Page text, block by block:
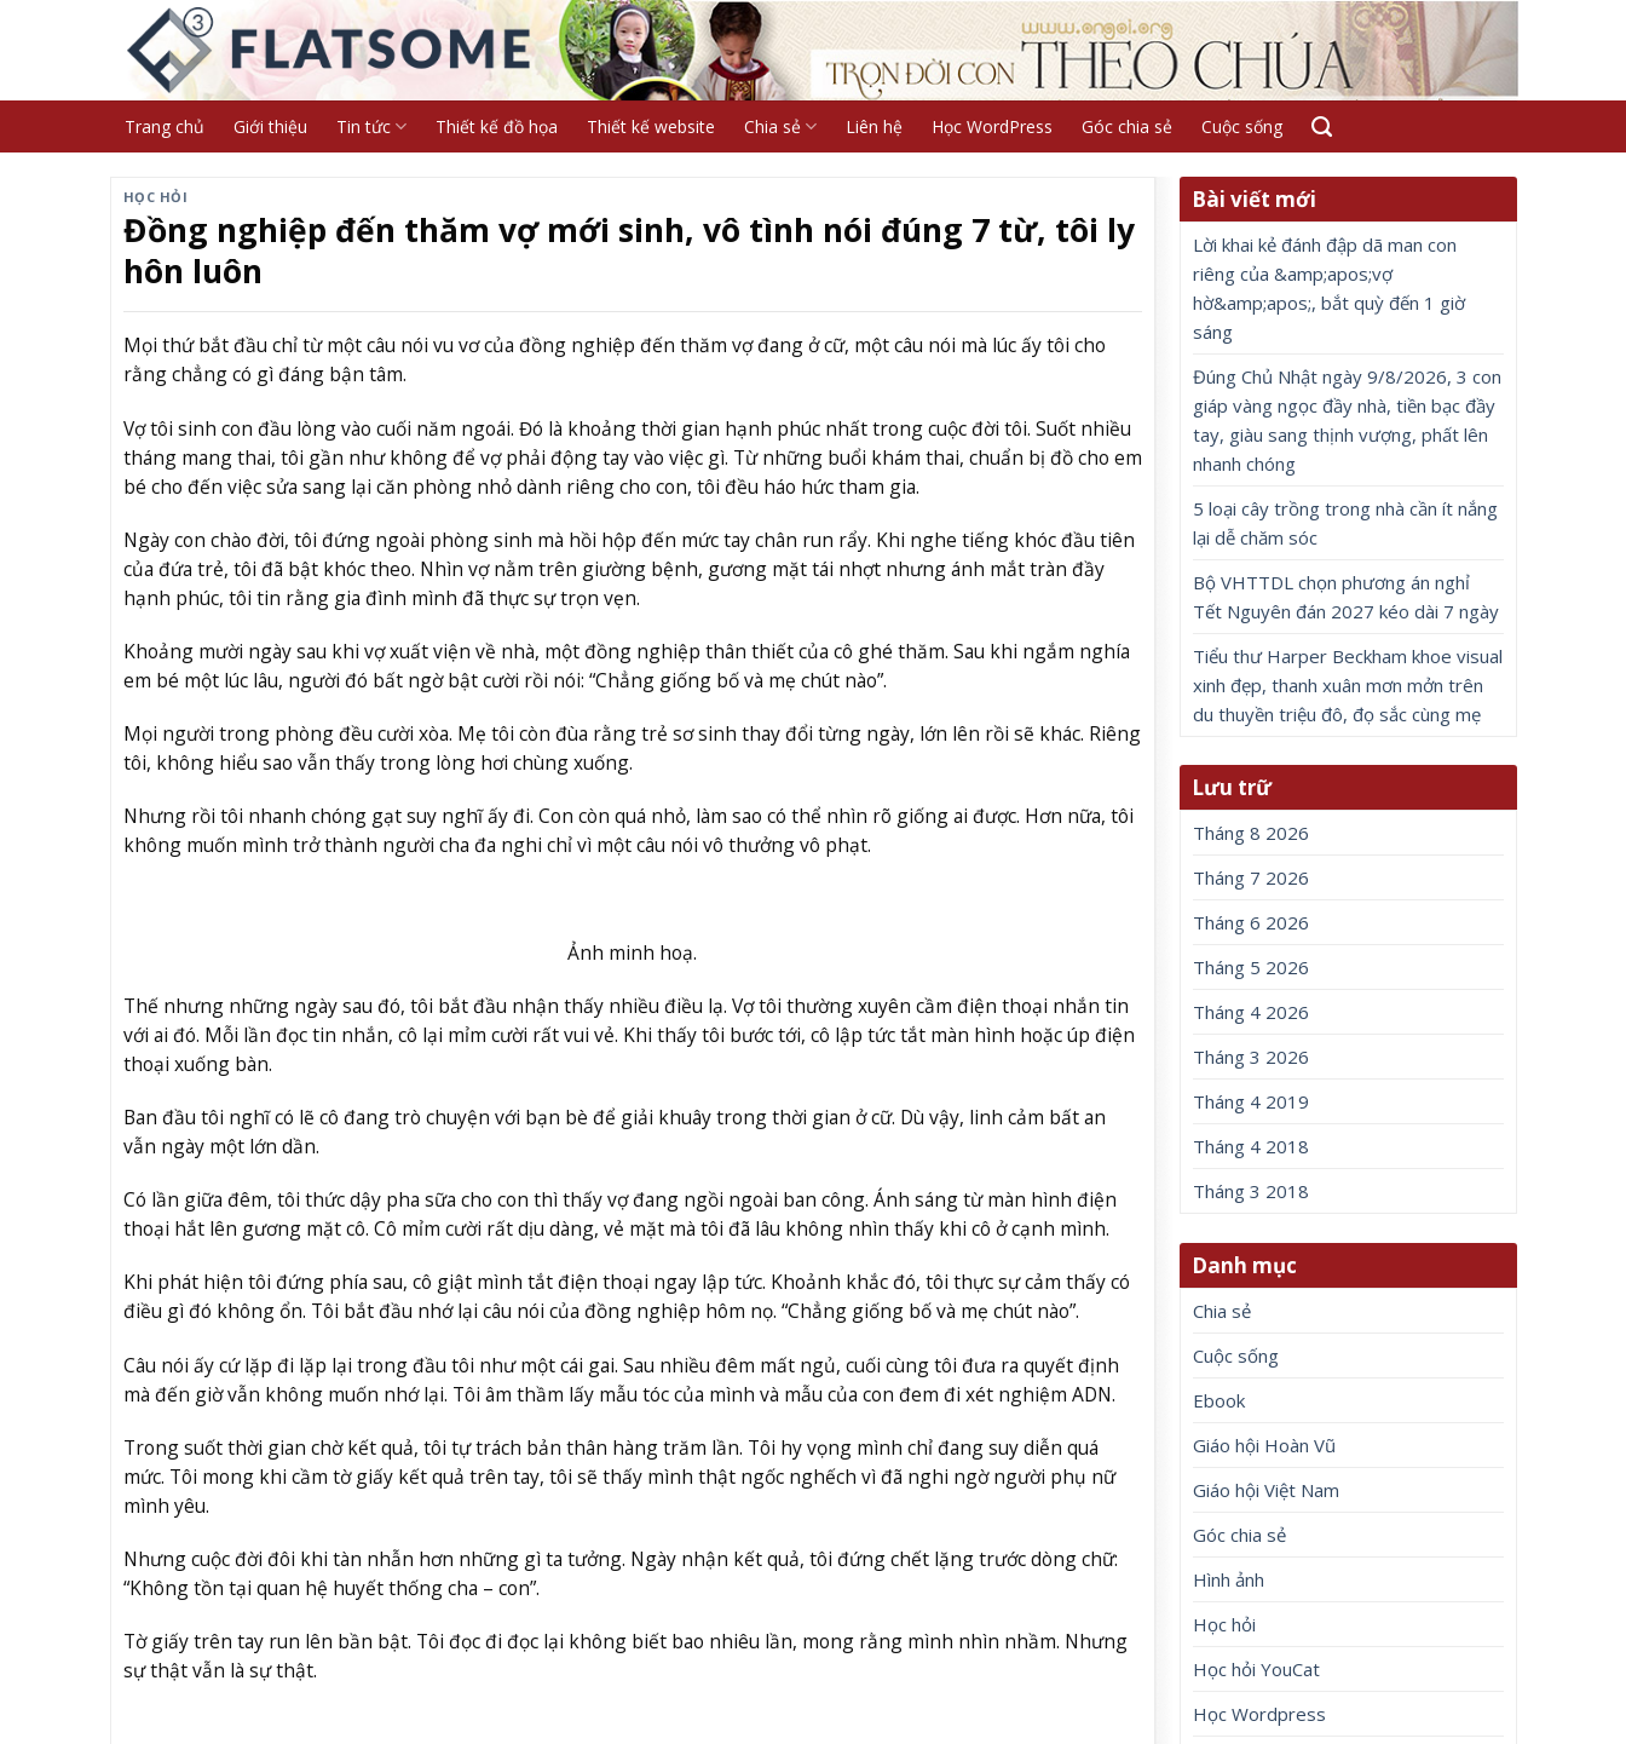
Trang chủ Giới thiệu Tin tức Thiết kế đồ họa Thiết kế website Chia sẻ Liên hệ Học WordPress Góc chia sẻ Cuộc sống
HỌC HỎI
Đồng nghiệp đến thăm vợ mới sinh, vô tình nói đúng 7 từ, tôi ly
hôn luôn
Mọi thứ bắt đầu chỉ từ một câu nói vu vơ của đồng nghiệp đến thăm vợ đang ở cữ, một câu nói mà lúc ấy tôi cho
rằng chẳng có gì đáng bận tâm.
Vợ tôi sinh con đầu lòng vào cuối năm ngoái. Đó là khoảng thời gian hạnh phúc nhất trong cuộc đời tôi. Suốt nhiều
tháng mang thai, tôi gần như không để vợ phải động tay vào việc gì. Từ những buổi khám thai, chuẩn bị đồ cho em
bé cho đến việc sửa sang lại căn phòng nhỏ dành riêng cho con, tôi đều háo hức tham gia.
Ngày con chào đời, tôi đứng ngoài phòng sinh mà hồi hộp đến mức tay chân run rẩy. Khi nghe tiếng khóc đầu tiên
của đứa trẻ, tôi đã bật khóc theo. Nhìn vợ nằm trên giường bệnh, gương mặt tái nhợt nhưng ánh mắt tràn đầy
hạnh phúc, tôi tin rằng gia đình mình đã thực sự trọn vẹn.
Khoảng mười ngày sau khi vợ xuất viện về nhà, một đồng nghiệp thân thiết của cô ghé thăm. Sau khi ngắm nghía
em bé một lúc lâu, người đó bất ngờ bật cười rồi nói: “Chẳng giống bố và mẹ chút nào”.
Mọi người trong phòng đều cười xòa. Mẹ tôi còn đùa rằng trẻ sơ sinh thay đổi từng ngày, lớn lên rồi sẽ khác. Riêng
tôi, không hiểu sao vẫn thấy trong lòng hơi chùng xuống.
Nhưng rồi tôi nhanh chóng gạt suy nghĩ ấy đi. Con còn quá nhỏ, làm sao có thể nhìn rõ giống ai được. Hơn nữa, tôi
không muốn mình trở thành người cha đa nghi chỉ vì một câu nói vô thưởng vô phạt.
Ảnh minh hoạ.
Thế nhưng những ngày sau đó, tôi bắt đầu nhận thấy nhiều điều lạ. Vợ tôi thường xuyên cầm điện thoại nhắn tin
với ai đó. Mỗi lần đọc tin nhắn, cô lại mỉm cười rất vui vẻ. Khi thấy tôi bước tới, cô lập tức tắt màn hình hoặc úp điện
thoại xuống bàn.
Ban đầu tôi nghĩ có lẽ cô đang trò chuyện với bạn bè để giải khuây trong thời gian ở cữ. Dù vậy, linh cảm bất an
vẫn ngày một lớn dần.
Có lần giữa đêm, tôi thức dậy pha sữa cho con thì thấy vợ đang ngồi ngoài ban công. Ánh sáng từ màn hình điện
thoại hắt lên gương mặt cô. Cô mỉm cười rất dịu dàng, vẻ mặt mà tôi đã lâu không nhìn thấy khi cô ở cạnh mình.
Khi phát hiện tôi đứng phía sau, cô giật mình tắt điện thoại ngay lập tức. Khoảnh khắc đó, tôi thực sự cảm thấy có
điều gì đó không ổn. Tôi bắt đầu nhớ lại câu nói của đồng nghiệp hôm nọ. “Chẳng giống bố và mẹ chút nào”.
Câu nói ấy cứ lặp đi lặp lại trong đầu tôi như một cái gai. Sau nhiều đêm mất ngủ, cuối cùng tôi đưa ra quyết định
mà đến giờ vẫn không muốn nhớ lại. Tôi âm thầm lấy mẫu tóc của mình và mẫu của con đem đi xét nghiệm ADN.
Trong suốt thời gian chờ kết quả, tôi tự trách bản thân hàng trăm lần. Tôi hy vọng mình chỉ đang suy diễn quá
mức. Tôi mong khi cầm tờ giấy kết quả trên tay, tôi sẽ thấy mình thật ngốc nghếch vì đã nghi ngờ người phụ nữ
mình yêu.
Nhưng cuộc đời đôi khi tàn nhẫn hơn những gì ta tưởng. Ngày nhận kết quả, tôi đứng chết lặng trước dòng chữ:
“Không tồn tại quan hệ huyết thống cha – con”.
Tờ giấy trên tay run lên bần bật. Tôi đọc đi đọc lại không biết bao nhiêu lần, mong rằng mình nhìn nhầm. Nhưng
sự thật vẫn là sự thật.
Bài viết mới
Lời khai kẻ đánh đập dã man con
riêng của &amp;apos;vợ
hờ&amp;apos;, bắt quỳ đến 1 giờ
sáng
Đúng Chủ Nhật ngày 9/8/2026, 3 con
giáp vàng ngọc đầy nhà, tiền bạc đầy
tay, giàu sang thịnh vượng, phất lên
nhanh chóng
5 loại cây trồng trong nhà cần ít nắng
lại dễ chăm sóc
Bộ VHTTDL chọn phương án nghỉ
Tết Nguyên đán 2027 kéo dài 7 ngày
Tiểu thư Harper Beckham khoe visual
xinh đẹp, thanh xuân mơn mởn trên
du thuyền triệu đô, đọ sắc cùng mẹ
Lưu trữ
Tháng 8 2026
Tháng 7 2026
Tháng 6 2026
Tháng 5 2026
Tháng 4 2026
Tháng 3 2026
Tháng 4 2019
Tháng 4 2018
Tháng 3 2018
Danh mục
Chia sẻ
Cuộc sống
Ebook
Giáo hội Hoàn Vũ
Giáo hội Việt Nam
Góc chia sẻ
Hình ảnh
Học hỏi
Học hỏi YouCat
Học Wordpress